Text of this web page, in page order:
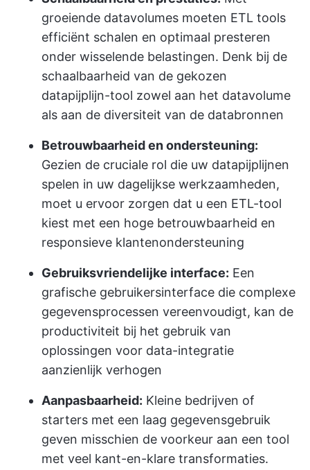
groeiende datavolumes moeten ETL tools
efficiënt schalen en optimaal presteren
onder wisselende belastingen. Denk bij de
schaalbaarheid van de gekozen
datapijplijn-tool zowel aan het datavolume
als aan de diversiteit van de databronnen
Betrouwbaarheid en ondersteuning:
Gezien de cruciale rol die uw datapijplijnen
spelen in uw dagelijkse werkzaamheden,
moet u ervoor zorgen dat u een ETL-tool
kiest met een hoge betrouwbaarheid en
responsieve klantenondersteuning
Gebruiksvriendelijke interface: Een
grafische gebruikersinterface die complexe
gegevensprocessen vereenvoudigt, kan de
productiviteit bij het gebruik van
oplossingen voor data-integratie
aanzienlijk verhogen
Aanpasbaarheid: Kleine bedrijven of
starters met een laag gegevensgebruik
geven misschien de voorkeur aan een tool
met veel kant-en-klare transformaties.